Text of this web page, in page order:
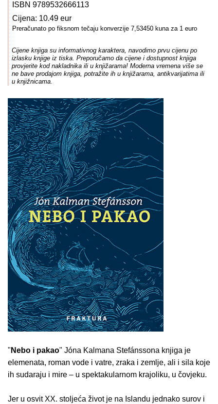
ISBN 9789532666113
Cijena: 10.49 eur
Preračunato po fiksnom tečaju konverzije 7,53450 kuna za 1 euro
Cijene knjiga su informativnog karaktera, navodimo prvu cijenu po
izlasku knjige iz tiska. Preporučamo da cijene i dostupnost knjiga
provjerite kod nakladnika ili u knjižarama! Moderna vremena više se
ne bave prodajom knjiga, potražite ih u knjižarama, antikvarijatima ili
u knjižnicama.
" Nebo i pakao" Jóna Kalmana Stefánssona knjiga je
elemenata, roman vode i vatre, zraka i zemlje, ali i sila koje
ih sudaraju i mire – u spektakularnom krajoliku, u čovjeku.
Jer u osvit XX. stoljeća život je na Islandu jednako surov i